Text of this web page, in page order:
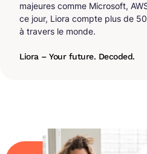
majeures comme Microsoft,
ce jour, Liora compte plus de
à travers le monde.
Liora – Your future. Decoded.